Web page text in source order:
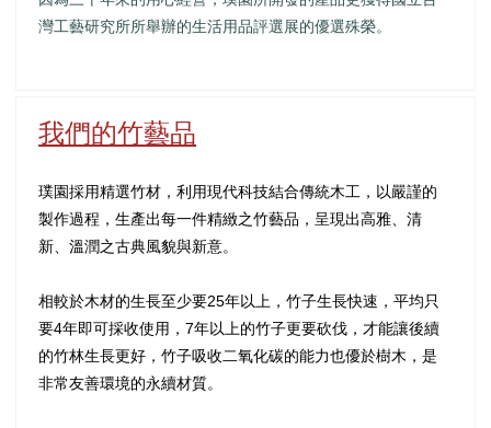
灣工藝研究所所舉辦的生活用品評選展的優選殊榮。
我們的竹藝品
璞園採用精選竹材，利用現代科技結合傳統木工，以嚴謹的
製作過程，生產出每一件精緻之竹藝品，呈現出高雅、清
新、溫潤之古典風貌與新意。
相較於木材的生長至少要25年以上，竹子生長快速，平均只
要4年即可採收使用，7年以上的竹子更要砍伐，才能讓後續
的竹林生長更好，竹子吸收二氧化碳的能力也優於樹木，是
非常友善環境的永續材質。